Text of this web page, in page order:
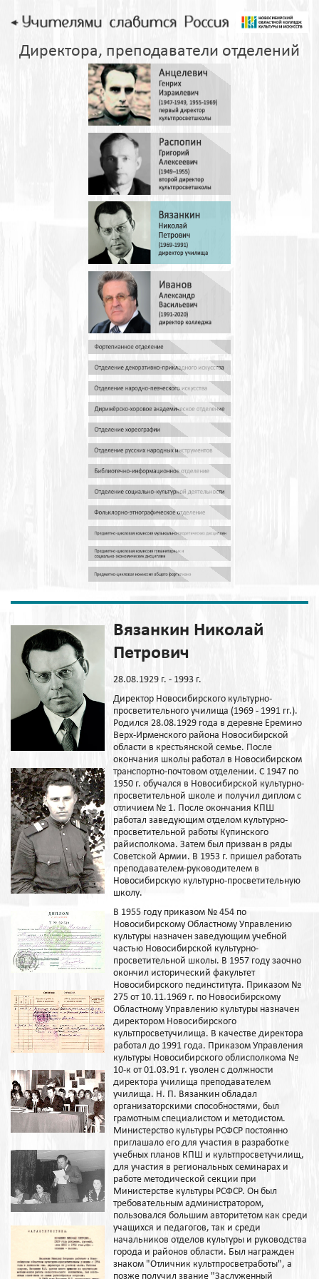
Директора, преподаватели отделений
Вязанкин Николай
Петрович
28.08.1929 г. - 1993 г.
Директор Новосибирского культурно-
просветительного училища (1969 - 1991 гг.).
Родился 28.08.1929 года в деревне Еремино
Верх-Ирменского района Новосибирской
области в крестьянской семье. После
окончания школы работал в Новосибирском
транспортно-почтовом отделении. С 1947 по
1950 г. обучался в Новосибирской культурно-
просветительной школе и получил диплом с
отличием № 1. После окончания КПШ
работал заведующим отделом культурно-
просветительной работы Купинского
райисполкома. Затем был призван в ряды
Советской Армии. В 1953 г. пришел работать
преподавателем-руководителем в
Новосибирскую культурно-просветительную
школу.
В 1955 году приказом № 454 по
Новосибирскому Областному Управлению
культуры назначен заведующим учебной
частью Новосибирской культурно-
просветительной школы. В 1957 году заочно
окончил исторический факультет
Новосибирского пединститута. Приказом №
275 от 10.11.1969 г. по Новосибирскому
Областному Управлению культуры назначен
директором Новосибирского
культпросветучилища. В качестве директора
работал до 1991 года. Приказом Управления
культуры Новосибирского облисполкома №
10-к от 01.03.91 г. уволен с должности
директора училища преподавателем
училища. Н. П. Вязанкин обладал
организаторскими способностями, был
грамотным специалистом и методистом.
Министерство культуры РСФСР постоянно
приглашало его для участия в разработке
учебных планов КПШ и культпросветучилищ,
для участия в региональных семинарах и
работе методической секции при
Министерстве культуры РСФСР. Он был
требовательным администратором,
пользовался большим авторитетом как среди
учащихся и педагогов, так и среди
начальников отделов культуры и руководства
города и районов области. Был награжден
знаком "Отличник культпросветработы", а
позже получил звание "Заслуженный